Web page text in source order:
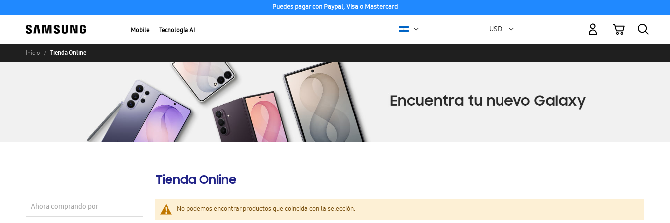
Puedes pagar con Paypal, Visa o Mastercard
Mobile Tecnología AI Moneda
USD -
Mi carrito
Inicio Tienda Online
Tienda Online
No podemos encontrar productos que coincida con la selección.
Ahora comprando por